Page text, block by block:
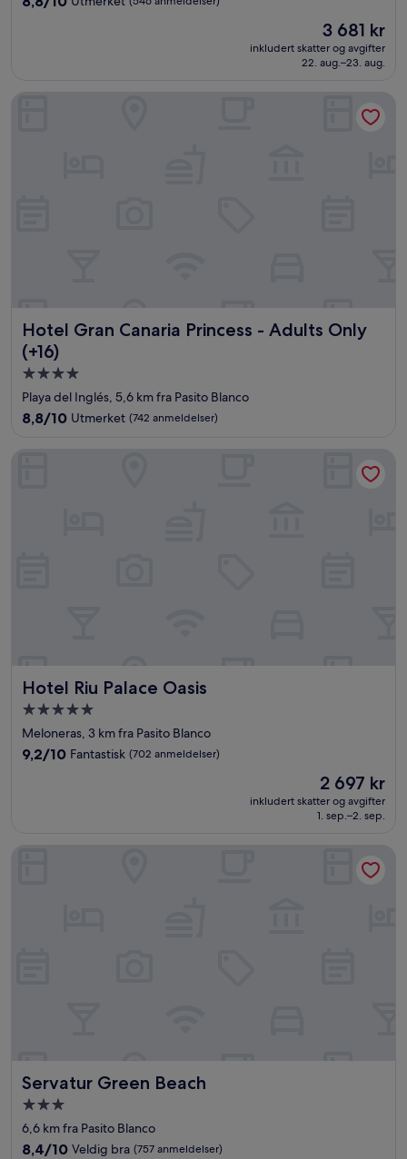
stjerner
Prisen
3 681 kr
3 681 kr
inkludert skatter og avgifter
22. aug.–23. aug.
Hotel Gran Canaria Princess - Adults Only
(+16)
Hotel Gran Canaria Princess - Adults Only (+16)
Overnattingssted
med
4.0
Playa del Inglés, 5,6 km fra Pasito Blanco
8.8
10,
8,8/10 Utmerket (742 anmeldelser)
Hotel Gran Canaria Princess - Adults Only (+16)
Hotel Riu Palace Oasis
Hotel Riu Palace Oasis
Overnattingssted
med
5.0
stjerner
Meloneras, 3 km fra Pasito Blanco
9.2
9,2/10 Fantastisk (702 anmeldelser)
Prisen
2 697 kr
2 697 kr
inkludert skatter og avgifter
1. sep.–2. sep.
Servatur Green Beach
Servatur Green Beach
Overnattingssted
med
3.0
6,6 km fra Pasito Blanco
8.4
8,4/10 Veldig bra (757 anmeldelser)
Servatur Green Beach